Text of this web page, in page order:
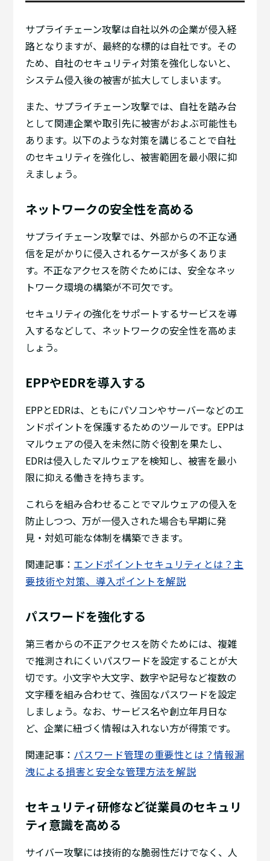
サプライチェーン攻撃は自社以外の企業が侵入経
路となりますが、最終的な標的は自社です。その
ため、自社のセキュリティ対策を強化しないと、
システム侵入後の被害が拡大してしまいます。
また、サプライチェーン攻撃では、自社を踏み台
として関連企業や取引先に被害がおよぶ可能性も
あります。以下のような対策を講じることで自社
のセキュリティを強化し、被害範囲を最小限に抑
えましょう。
ネットワークの安全性を高める
サプライチェーン攻撃では、外部からの不正な通
信を足がかりに侵入されるケースが多くありま
す。不正なアクセスを防ぐためには、安全なネッ
トワーク環境の構築が不可欠です。
セキュリティの強化をサポートするサービスを導
入するなどして、ネットワークの安全性を高めま
しょう。
EPPやEDRを導入する
EPPとEDRは、ともにパソコンやサーバーなどのエ
ンドポイントを保護するためのツールです。EPPは
マルウェアの侵入を未然に防ぐ役割を果たし、
EDRは侵入したマルウェアを検知し、被害を最小
限に抑える働きを持ちます。
これらを組み合わせることでマルウェアの侵入を
防止しつつ、万が一侵入された場合も早期に発
見・対処可能な体制を構築できます。
関連記事： エンドポイントセキュリティとは？主
要技術や対策、導入ポイントを解説
パスワードを強化する
第三者からの不正アクセスを防ぐためには、複雑
で推測されにくいパスワードを設定することが大
切です。小文字や大文字、数字や記号など複数の
文字種を組み合わせて、強固なパスワードを設定
しましょう。なお、サービス名や創立年月日な
ど、企業に紐づく情報は入れない方が得策です。
関連記事： パスワード管理の重要性とは？情報漏
洩による損害と安全な管理方法を解説
セキュリティ研修など従業員のセキュリ
ティ意識を高める
サイバー攻撃には技術的な脆弱性だけでなく、人